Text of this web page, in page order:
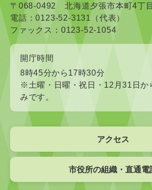
〒068-0492 北海道夕張市本町4丁
電話：0123-52-3131（代表）
ファックス：0123-52-1054
開庁時間
8時45分から17時30分
※土曜・日曜・祝日・12月31日か
みです。
アクセス
市役所の組織・直通電